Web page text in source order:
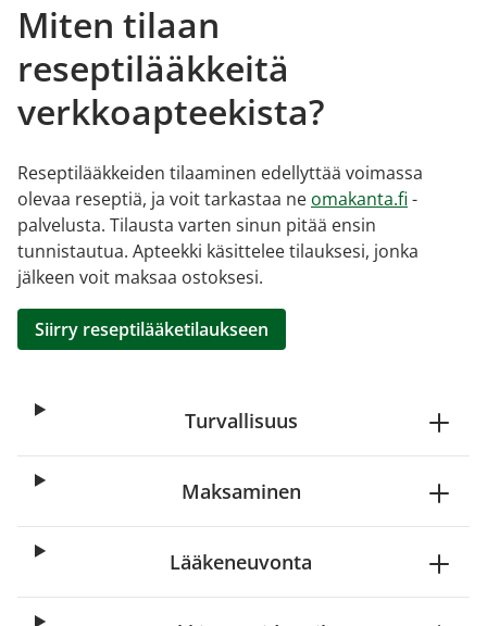
Miten tilaan
reseptilääkkeitä
verkkoapteekista?
Reseptilääkkeiden tilaaminen edellyttää voimassa
olevaa reseptiä, ja voit tarkastaa ne omakanta.fi -
palvelusta. Tilausta varten sinun pitää ensin
tunnistautua. Apteekki käsittelee tilauksesi, jonka
jälkeen voit maksaa ostoksesi.
Siirry reseptilääketilaukseen
Turvallisuus
Maksaminen
Lääkeneuvonta